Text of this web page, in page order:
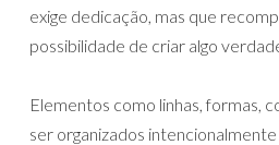
exige dedicação, mas que
possibilidade de criar algo
Elementos como linhas, formas,
ser organizados